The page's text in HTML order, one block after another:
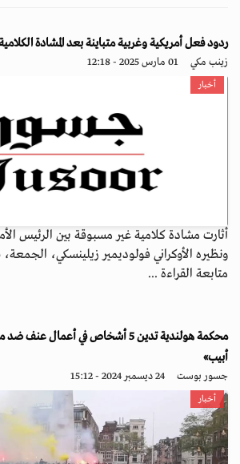
ردود فعل أمريكية وغربية متباينة بعد المشادة
زينب مكي 01 مارس 2025 - 12:18
أخبار
أثارت مشادة كلامية غير مسبوقة بين الرئيس
ونظيره الأوكراني فولوديمير زيلينسكي، الجمعة،
متابعة القراءة ...
محكمة هولندية تدين 5 أشخاص في
أبيب»
جسور بوست 24 ديسمبر 2024 - 15:12
أخبار